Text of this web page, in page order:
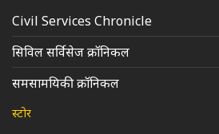
Civil Services Chronicle
सिविल सर्विसेज क्रॉनिकल
समसामयिकी क्रॉनिकल
स्टोर